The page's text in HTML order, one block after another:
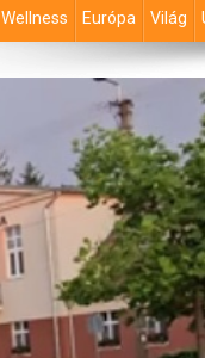
Wellness Európa Világ